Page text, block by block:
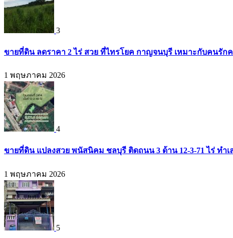
3
ขายที่ดิน ลดราคา 2 ไร่ สวย ที่ไทรโยค กาญจนบุรี เหมาะกับคนรักค
1 พฤษภาคม 2026
4
ขายที่ดิน แปลงสวย พนัสนิคม ชลบุรี ติดถนน 3 ด้าน 12-3-71 ไร่ ทำเ
1 พฤษภาคม 2026
5